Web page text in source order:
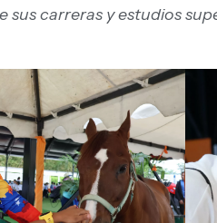
carreras y estudios